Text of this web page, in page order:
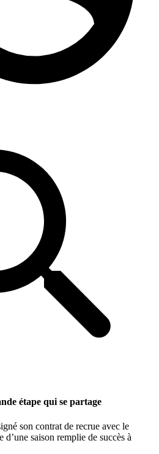
étape qui se partage
son contrat de recrue avec le
saison remplie de succès à